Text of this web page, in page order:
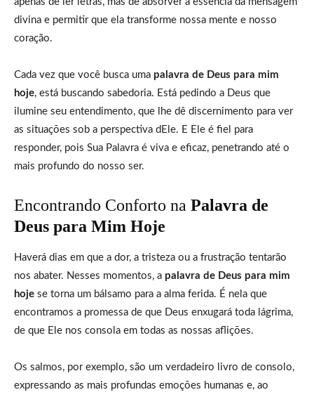
divina e permitir que ela transforme nossa mente e nosso
coração.
Cada vez que você busca uma palavra de Deus para mim
hoje, está buscando sabedoria. Está pedindo a Deus que
ilumine seu entendimento, que lhe dê discernimento para ver
as situações sob a perspectiva dEle. E Ele é fiel para
responder, pois Sua Palavra é viva e eficaz, penetrando até o
mais profundo do nosso ser.
Encontrando Conforto na Palavra de
Deus para Mim Hoje
Haverá dias em que a dor, a tristeza ou a frustração tentarão
nos abater. Nesses momentos, a palavra de Deus para mim
hoje se torna um bálsamo para a alma ferida. É nela que
encontramos a promessa de que Deus enxugará toda lágrima,
de que Ele nos consola em todas as nossas aflições.
Os salmos, por exemplo, são um verdadeiro livro de consolo,
expressando as mais profundas emoções humanas e, ao